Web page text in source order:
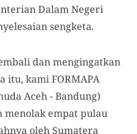
Dalam Negeri
sengketa.
dan mengingatkan
itu, kami FORMAPA
Aceh - Bandung)
menolak empat pulau
oleh Sumatera